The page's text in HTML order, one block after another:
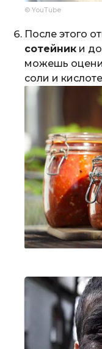
© YouTube
После этого
сотейник и
можешь
соли и